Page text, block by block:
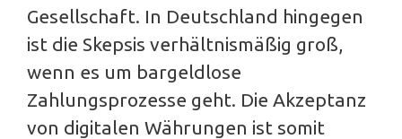
Gesellschaft. In Deutschland hingegen
ist die Skepsis verhältnismäßig groß,
wenn es um bargeldlose
Zahlungsprozesse geht. Die Akzeptanz
von digitalen Währungen ist somit